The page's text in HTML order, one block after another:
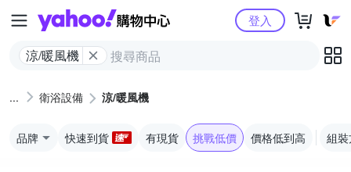
Yahoo購物中心
涼/暖風機
登入
衛浴設備 涼/暖風機
品牌 快速到貨 有現貨 挑戰低價 價格低到高 組